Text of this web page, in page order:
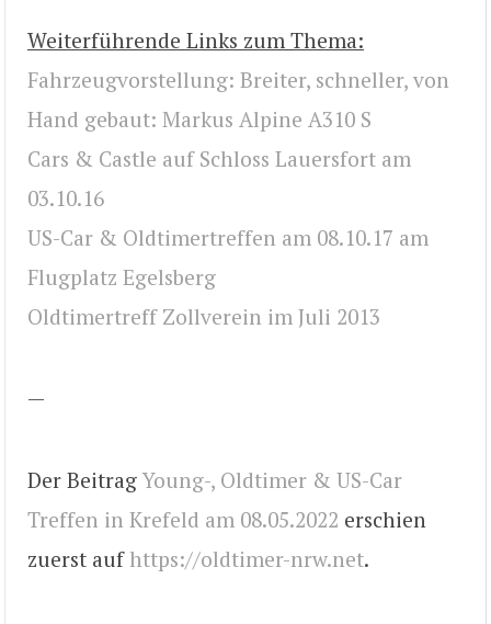
Weiterführende Links zum Thema:
Fahrzeugvorstellung: Breiter, schneller, von
Hand gebaut: Markus Alpine A310 S
Cars & Castle auf Schloss Lauersfort am
03.10.16
US-Car & Oldtimertreffen am 08.10.17 am
Flugplatz Egelsberg
Oldtimertreff Zollverein im Juli 2013
—
Der BeitragYoung-, Oldtimer & US-Car
Treffen in Krefeld am 08.05.2022 erschien
zuerst auf https://oldtimer-nrw.net.